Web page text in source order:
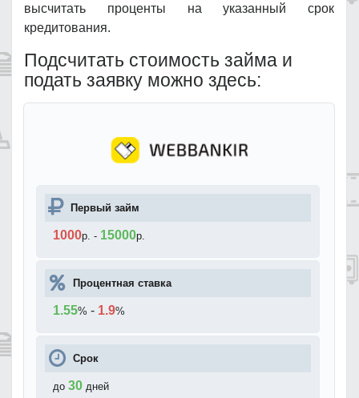
высчитать проценты на указанный срок
кредитования.
Подсчитать стоимость займа и
подать заявку можно здесь:
Первый займ
1000р. - 15000р.
Процентная ставка
1.55% - 1.9%
Срок
до 30 дней